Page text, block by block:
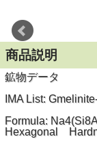
商品説明
鉱物データ
IMA List:
Formula: Na4(Si8
Hexagonal